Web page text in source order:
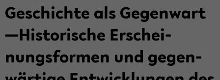
Ge­schich­te als Ge­gen­wart
—His­to­ri­sche Er­schei­
nungs­for­men und ge­gen­